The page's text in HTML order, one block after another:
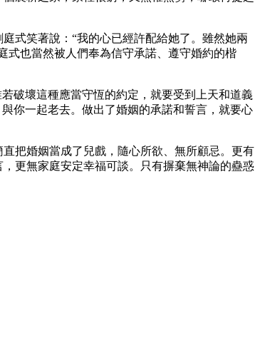
式笑著說：“我的心已經許配給她了。雖然她兩
式也當然被人們奉為信守承諾、遵守婚約的楷
破壞這種應當守恆的約定，就要受到上天和道義
你一起老去。做出了婚姻的承諾和誓言，就要心
把婚姻當成了兒戲，隨心所欲、無所顧忌。更有
更無家庭安定幸福可談。只有摒棄無神論的蠱惑